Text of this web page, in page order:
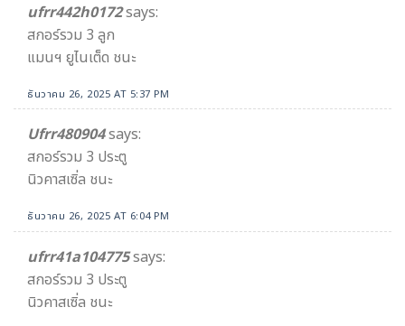
ufrr442h0172says:
สกอร์รวม 3 ลูก
แมนฯ ยูไนเต็ด ชนะ
ธันวาคม 26, 2025 AT 5:37 PM
Ufrr480904says:
สกอร์รวม 3 ประตู
นิวคาสเซิ่ล ชนะ
ธันวาคม 26, 2025 AT 6:04 PM
ufrr41a104775says:
สกอร์รวม 3 ประตู
นิวคาสเซิ่ล ชนะ